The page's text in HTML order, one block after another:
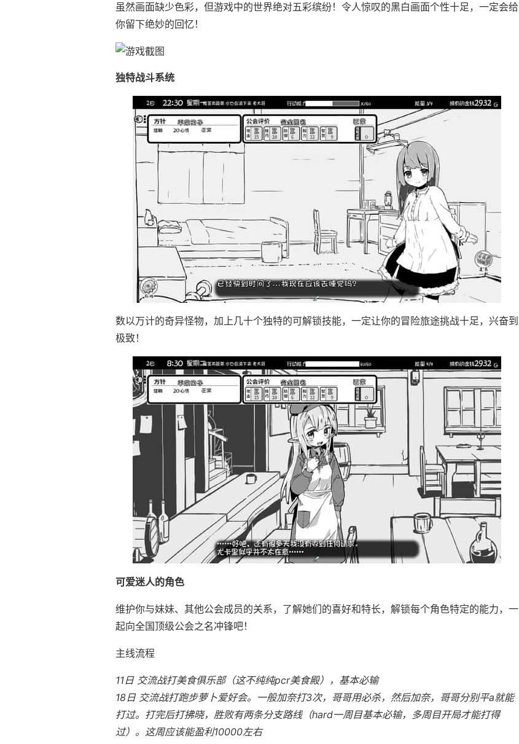
虽然画面缺少色彩，但游戏中的世界绝对五彩缤纷！令人惊叹的黑白画面个性十足，一定会给
你留下绝妙的回忆！
独特战斗系统
数以万计的奇异怪物，加上几十个独特的可解锁技能，一定让你的冒险旅途挑战十足，兴奋到
极致！
可爱迷人的角色
维护你与妹妹、其他公会成员的关系，了解她们的喜好和特长，解锁每个角色特定的能力，一
起向全国顶级公会之名冲锋吧！
主线流程
11日 交流战打美食俱乐部（这不纯纯pcr美食殿），基本必输
18日 交流战打跑步萝卜爱好会。一般加奈打3次，哥哥用必杀，然后加奈，哥哥分别平a就能
打过。打完后打拂晓，胜败有两条分支路线（hard一周目基本必输，多周目开局才能打得
过）。这周应该能盈利10000左右